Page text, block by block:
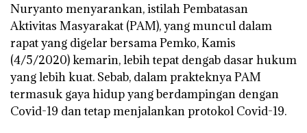
Nuryanto menyarankan, istilah Pembatasan
Aktivitas Masyarakat (PAM), yang muncul dalam
rapat yang digelar bersama Pemko, Kamis
(4/5/2020) kemarin, lebih tepat dengab dasar hukum
yang lebih kuat. Sebab, dalam prakteknya PAM
termasuk gaya hidup yang berdampingan dengan
Covid-19 dan tetap menjalankan protokol Covid-19.